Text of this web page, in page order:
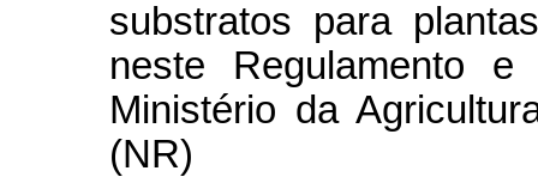
substratos para
neste Regulamento
Ministério da
(NR)